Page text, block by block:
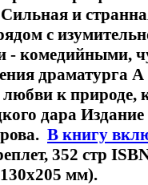
и
с
- комедийными,
драматурга
к природе, к
дара
В книгу
352 стр
мм).